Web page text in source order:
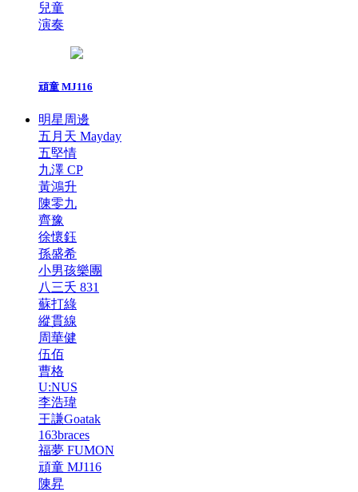
兒童
演奏
頑童 MJ116
明星周邊
五月天 Mayday
五堅情
九澤 CP
黃鴻升
陳零九
齊豫
徐懷鈺
孫盛希
小男孩樂團
八三夭 831
蘇打綠
縱貫線
周華健
伍佰
曹格
U:NUS
李浩瑋
王謙Goatak
163braces
福夢 FUMON
頑童 MJ116
陳昇